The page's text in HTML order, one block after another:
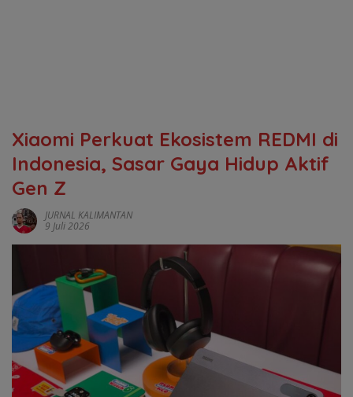
Xiaomi Perkuat Ekosistem REDMI di
Indonesia, Sasar Gaya Hidup Aktif
Gen Z
JURNAL KALIMANTAN
9 Juli 2026